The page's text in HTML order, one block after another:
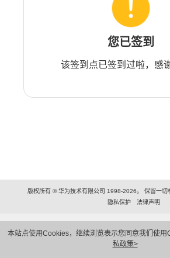
本站点使用Cookies，继续浏览表示您同意我们使用
私政策>
您已签到
该签到点已签到过啦，感
版权所有 © 华为技术有限公司 1998-2026。 保留一
隐私保护
法律声明